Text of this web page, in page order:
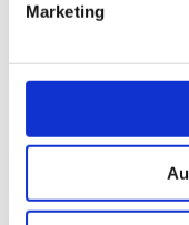
Marketing
Nos